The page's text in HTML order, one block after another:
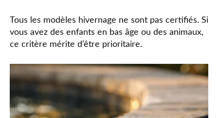
Tous les modèles hivernage ne sont pas certifiés. Si
vous avez des enfants en bas âge ou des animaux,
ce critère mérite d’être prioritaire.